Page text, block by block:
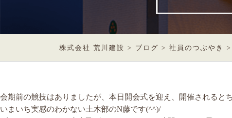
株式会社 荒川建設 > ブログ > 社員のつぶやき >
会期前の競技はありましたが、本日開会式を迎え、開催されると
いまいち実感のわかない土木部のN藤です(^^)/